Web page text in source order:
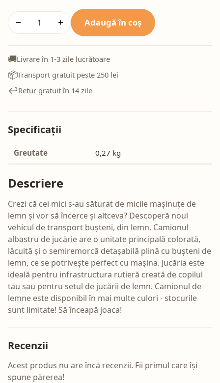
− + Adaugă în coș
🚚Livrare în 1-3 zile lucrătoare
📦Transport gratuit peste 250 lei
↩️Retur gratuit în 14 zile
Specificații
Greutate 0,27 kg
Descriere
Crezi că cei mici s-au săturat de micile mașinuțe de
lemn și vor să încerce și altceva? Descoperă noul
vehicul de transport bușteni, din lemn. Camionul
albastru de jucărie are o unitate principală colorată,
lăcuită și o semiremorcă detașabilă plină cu bușteni de
lemn, ce se potrivește perfect cu mașina. Jucăria este
ideală pentru infrastructura rutieră creată de copilul
tău sau pentru setul de jucării de lemn. Camionul de
lemne este disponibil în mai multe culori - stocurile
sunt limitate! Să înceapă joaca!
Recenzii
Acest produs nu are încă recenzii. Fii primul care își
spune părerea!